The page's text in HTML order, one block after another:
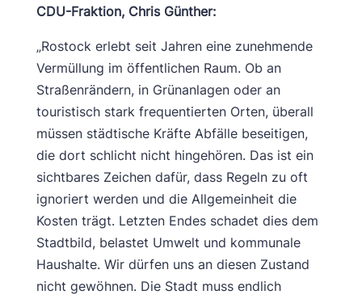
CDU-Fraktion, Chris Günther:
„Rostock erlebt seit Jahren eine zunehmende
Vermüllung im öffentlichen Raum. Ob an
Straßenrändern, in Grünanlagen oder an
touristisch stark frequentierten Orten, überall
müssen städtische Kräfte Abfälle beseitigen,
die dort schlicht nicht hingehören. Das ist ein
sichtbares Zeichen dafür, dass Regeln zu oft
ignoriert werden und die Allgemeinheit die
Kosten trägt. Letzten Endes schadet dies dem
Stadtbild, belastet Umwelt und kommunale
Haushalte. Wir dürfen uns an diesen Zustand
nicht gewöhnen. Die Stadt muss endlich